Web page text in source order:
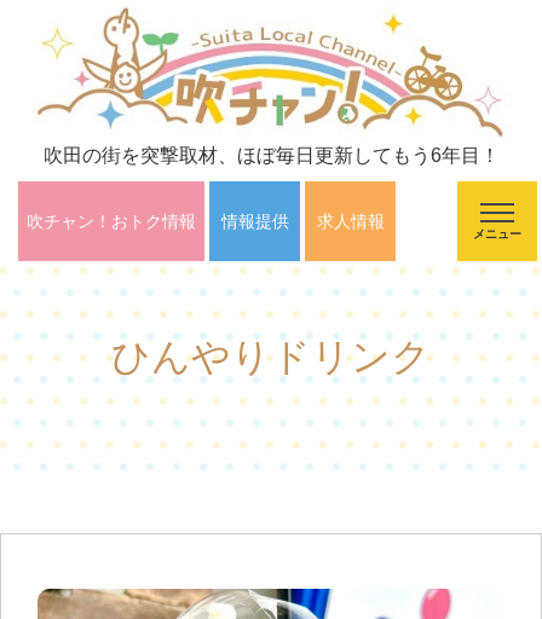
吹田の街を突撃取材、ほぼ毎日更新してもう6年目！
吹チャン！おトク情報 情報提供 求人情報
メニュー
ひんやりドリンク